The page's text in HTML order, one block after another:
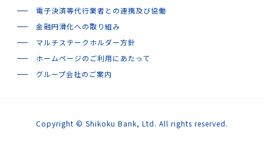
電子決済等代行業者との連携及び協働
金融円滑化への取り組み
マルチステークホルダー方針
ホームページのご利用にあたって
グループ会社のご案内
Copyright © Shikoku Bank, Ltd. All rights reserved.